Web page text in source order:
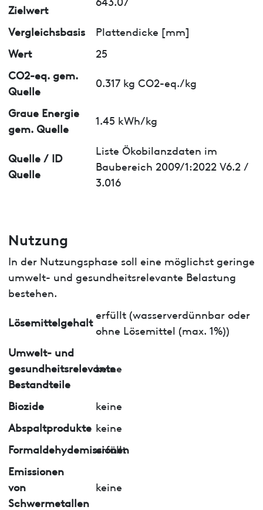
Zielwert
Vergleichsbasis
Plattendicke [mm]
Wert
25
CO2-eq. gem.
Quelle
0.317 kg CO2-eq./kg
Graue Energie
gem. Quelle
1.45 kWh/kg
Quelle / ID
Quelle
Liste Ökobilanzdaten im
Baubereich 2009/1:2022 V6.2 /
3.016
Nutzung
In der Nutzungsphase soll eine möglichst geringe
umwelt- und gesundheitsrelevante Belastung
bestehen.
Lösemittelgehalt
erfüllt (wasserverdünnbar oder
ohne Lösemittel (max. 1%))
Umwelt- und
gesundheitsrelevante
Bestandteile
keine
Biozide
keine
Abspaltprodukte keine
Formaldehydemissionen
erfüllt
Emissionen
von
Schwermetallen
keine